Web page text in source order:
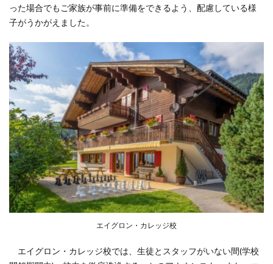
った場合でもご家族が事前に準備をできるよう、配慮している様
子がうかがえました。
エイグロン・カレッジ校
エイグロン・カレッジ校では、生徒とスタッフがいない間(学校